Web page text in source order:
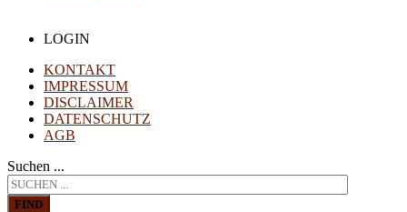
LOGIN
KONTAKT
IMPRESSUM
DISCLAIMER
DATENSCHUTZ
AGB
Suchen ...
FIND